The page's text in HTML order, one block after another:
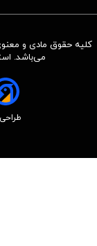
کلیه حقوق مادی و
می‌باشد.